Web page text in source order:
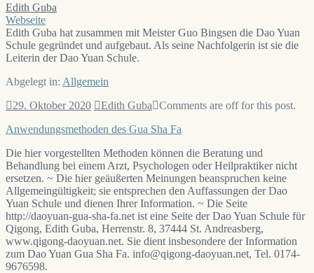
Edith Guba
Webseite
Edith Guba hat zusammen mit Meister Guo Bingsen die Dao Yuan
Schule gegründet und aufgebaut. Als seine Nachfolgerin ist sie die
Leiterin der Dao Yuan Schule.
Abgelegt in: Allgemein
29. Oktober 202027.
2020
Edith Guba Comments are off for this post.
Beitragsnavigation
Anwendungsmethoden des Gua Sha Fa
Die hier vorgestellten Methoden können die Beratung und
Behandlung bei einem Arzt, Psychologen oder Heilpraktiker nicht
ersetzen. ~ Die hier geäußerten Meinungen beanspruchen keine
Allgemeingültigkeit; sie entsprechen den Auffassungen der Dao
Yuan Schule und dienen Ihrer Information. ~ Die Seite
http://daoyuan-gua-sha-fa.net ist eine Seite der Dao Yuan Schule für
Qigong, Edith Guba, Herrenstr. 8, 37444 St. Andreasberg,
www.qigong-daoyuan.net. Sie dient insbesondere der Information
zum Dao Yuan Gua Sha Fa. info@qigong-daoyuan.net, Tel. 0174-
9676598.